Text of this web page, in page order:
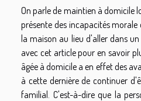
On parle de maintien à domicile
présente des incapacités
la maison au lieu d'aller dans
avec cet article pouren savoir
âgée à domicile a en effet des
à cette dernière de continuer
familial. C'est-à-dire que la